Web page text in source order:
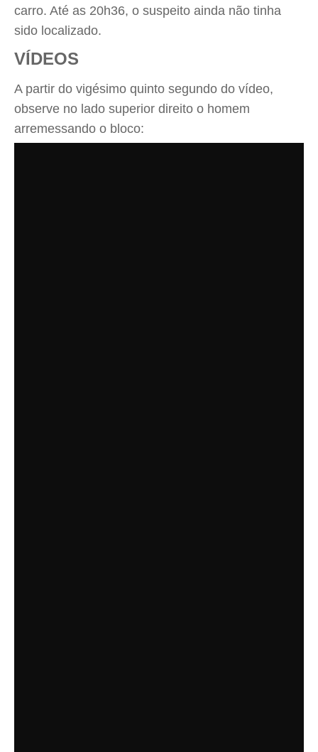
carro. Até as 20h36, o suspeito ainda não tinha
sido localizado.
VÍDEOS
A partir do vigésimo quinto segundo do vídeo,
observe no lado superior direito o homem
arremessando o bloco: